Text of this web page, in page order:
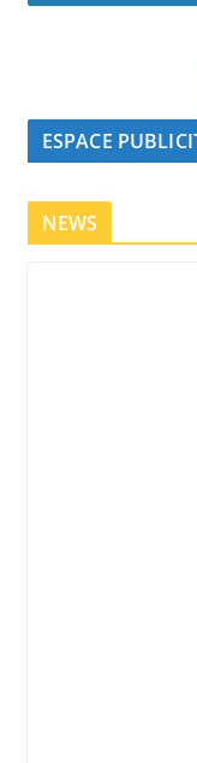
ESPACE
NEWS